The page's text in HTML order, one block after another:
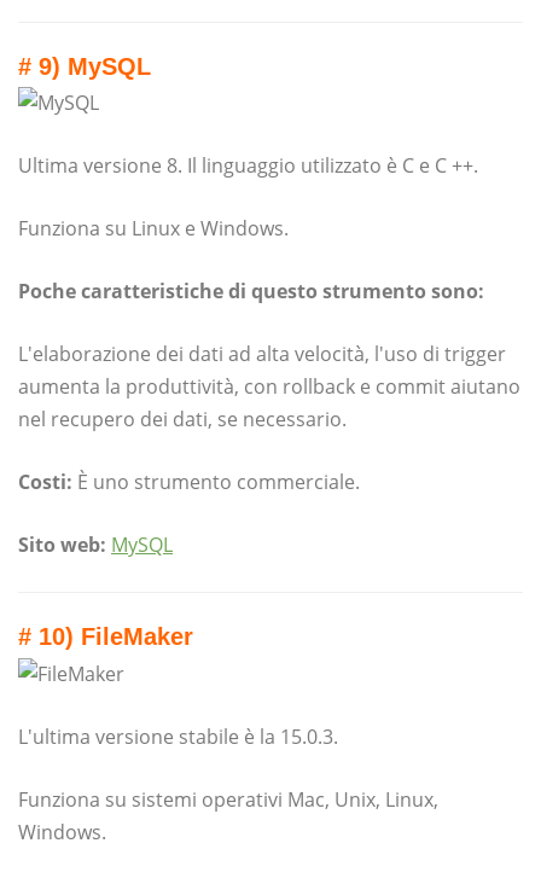
# 9) MySQL
Ultima versione 8. Il linguaggio utilizzato è C e C ++.
Funziona su Linux e Windows.
Poche caratteristiche di questo strumento sono:
L'elaborazione dei dati ad alta velocità, l'uso di trigger
aumenta la produttività, con rollback e commit aiutano
nel recupero dei dati, se necessario.
Costi: È uno strumento commerciale.
Sito web: MySQL
# 10) FileMaker
L'ultima versione stabile è la 15.0.3.
Funziona su sistemi operativi Mac, Unix, Linux,
Windows.